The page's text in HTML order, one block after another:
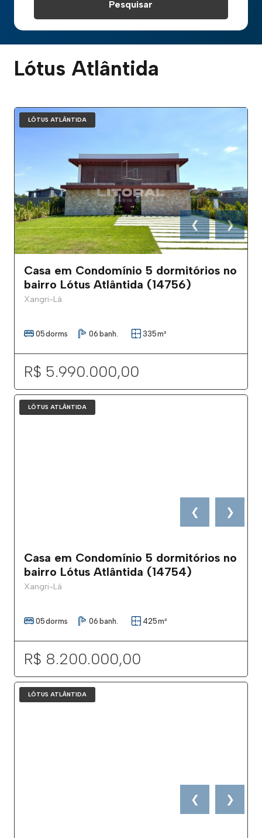
Lótus Atlântida
❮ ❯
LÓTUS ATLÂNTIDA
Casa em Condomínio 5 dormitórios no
bairro Lótus Atlântida (14756)
Xangri-Lá
05dorms 06 banh. 335m²
R$ 5.990.000,00
❮ ❯
LÓTUS ATLÂNTIDA
Casa em Condomínio 5 dormitórios no
bairro Lótus Atlântida (14754)
Xangri-Lá
05dorms 06 banh. 425m²
R$ 8.200.000,00
❮ ❯
LÓTUS ATLÂNTIDA